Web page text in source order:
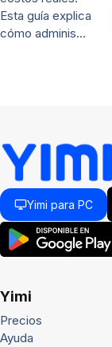
Esta guía explica
cómo adminis…
Yimi para PC
Yimi
Precios
Ayuda